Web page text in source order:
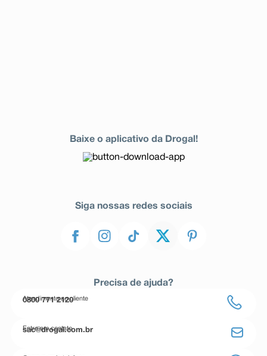
Baixe o aplicativo da Drogal!
Siga nossas redes sociais
Precisa de ajuda?
Atendimento ao cliente
0800 771 2120
Entre em contato
sac@drogal.com.br